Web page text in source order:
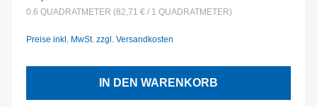
Regulärer Preis:
0.6 QUADRATMETER (82,71 € / 1 QUADRATMETER)
Preise inkl. MwSt. zzgl. Versandkosten
IN DEN WARENKORB